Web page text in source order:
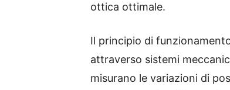
ottica ottimale.
Il principio di
attraverso sistemi
misurano le variazioni di